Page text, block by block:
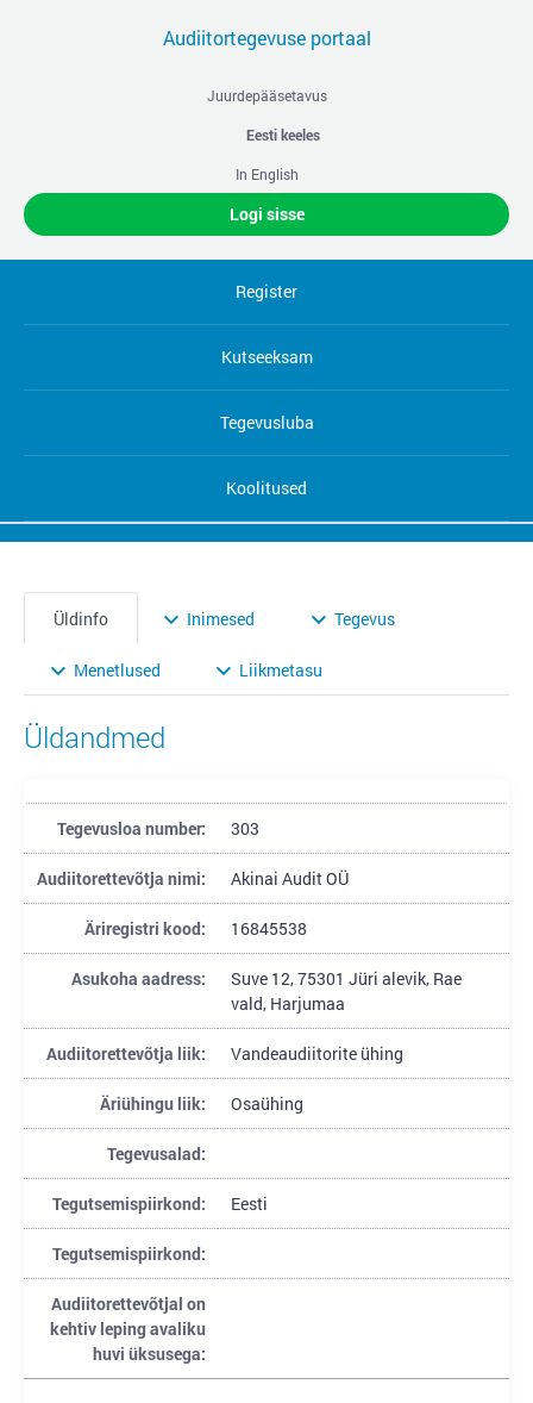
Audiitortegevuse portaal
Juurdepääsetavus
Eesti keeles
In English
Logi sisse
Register
Kutseeksam
Tegevusluba
Koolitused
Üldinfo Inimesed Tegevus
Menetlused Liikmetasu
Üldandmed
Tegevusloa number: 303
Audiitorettevõtja nimi: Akinai Audit OÜ
Äriregistri kood: 16845538
Asukoha aadress:
Suve 12, 75301 Jüri alevik, Rae
vald, Harjumaa
Audiitorettevõtja liik: Vandeaudiitorite ühing
Äriühingu liik: Osaühing
Tegevusalad:
Tegutsemispiirkond: Eesti
Tegutsemispiirkond:
Audiitorettevõtjal on
kehtiv leping avaliku
huvi üksusega: